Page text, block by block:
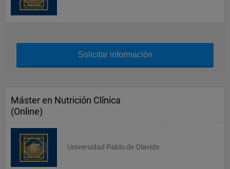
Solicitar información
Máster en Nutrición Clínica
(Online)
Universidad Pablo de Olavide